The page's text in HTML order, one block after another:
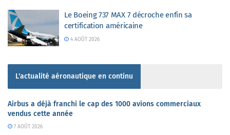
Le Boeing 737 MAX 7 décroche enfin sa
certification américaine
4 AOÛT 2026
L'actualité aéronautique en continu
Airbus a déjà franchi le cap des 1000 avions commerciaux
vendus cette année
7 AOÛT 2026